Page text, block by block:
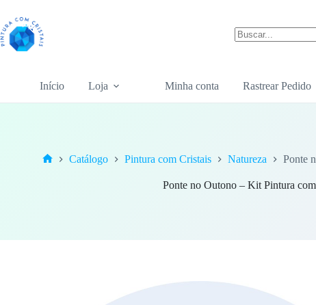
para
o
conteúdo
Início
Loja Minha conta Rastrear Pedido
Catálogo Pintura com Cristais Natureza Ponte
Ponte no Outono – Kit Pintura